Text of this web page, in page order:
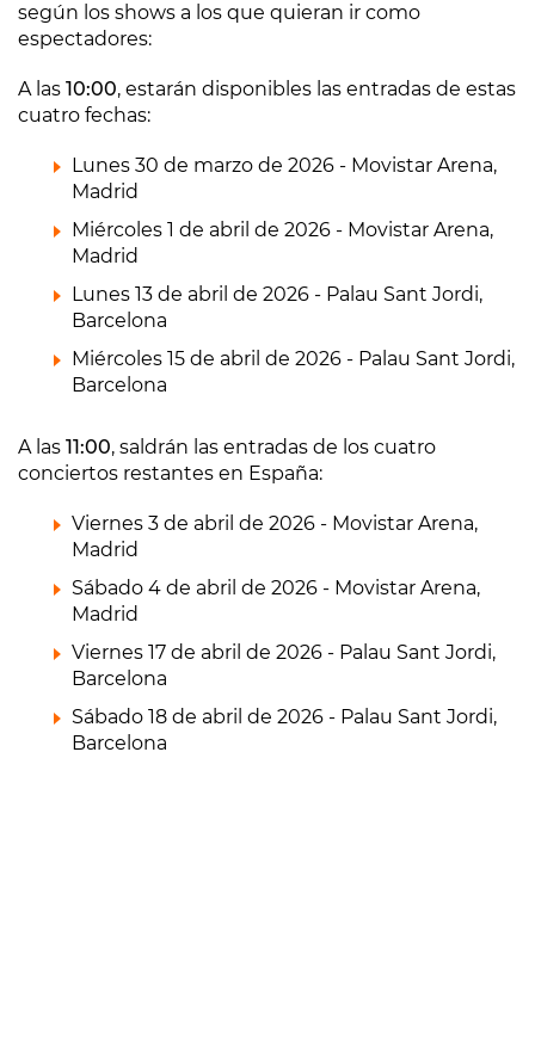
según los shows a los que quieran ir como
espectadores:
A las 10:00, estarán disponibles las entradas de estas
cuatro fechas:
Lunes 30 de marzo de 2026 - Movistar Arena,
Madrid
Miércoles 1 de abril de 2026 - Movistar Arena,
Madrid
Lunes 13 de abril de 2026 - Palau Sant Jordi,
Barcelona
Miércoles 15 de abril de 2026 - Palau Sant Jordi,
Barcelona
A las 11:00, saldrán las entradas de los cuatro
conciertos restantes en España:
Viernes 3 de abril de 2026 - Movistar Arena,
Madrid
Sábado 4 de abril de 2026 - Movistar Arena,
Madrid
Viernes 17 de abril de 2026 - Palau Sant Jordi,
Barcelona
Sábado 18 de abril de 2026 - Palau Sant Jordi,
Barcelona